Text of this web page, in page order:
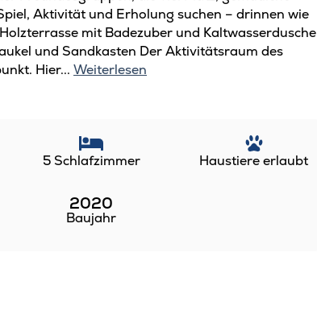
Aktivität und Erholung suchen – drinnen wie
mit Badezuber und Kaltwasserdusche
und Sandkasten Der Aktivitätsraum des
Hier... Weiterlesen
5 Schlafzimmer Haustiere erlaubt
2020
Baujahr